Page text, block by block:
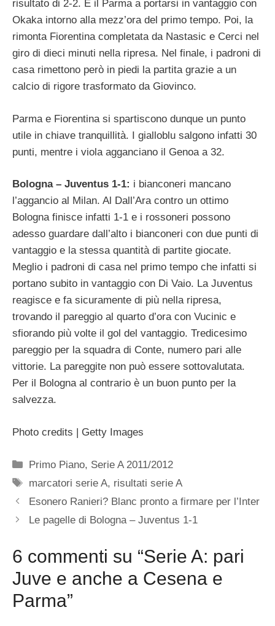
risultato di 2-2. È il Parma a portarsi in vantaggio con
Okaka intorno alla mezz’ora del primo tempo. Poi, la
rimonta Fiorentina completata da Nastasic e Cerci nel
giro di dieci minuti nella ripresa. Nel finale, i padroni di
casa rimettono però in piedi la partita grazie a un
calcio di rigore trasformato da Giovinco.
Parma e Fiorentina si spartiscono dunque un punto
utile in chiave tranquillità. I gialloblu salgono infatti 30
punti, mentre i viola agganciano il Genoa a 32.
Bologna – Juventus 1-1: i bianconeri mancano
l’aggancio al Milan. Al Dall’Ara contro un ottimo
Bologna finisce infatti 1-1 e i rossoneri possono
adesso guardare dall’alto i bianconeri con due punti di
vantaggio e la stessa quantità di partite giocate.
Meglio i padroni di casa nel primo tempo che infatti si
portano subito in vantaggio con Di Vaio. La Juventus
reagisce e fa sicuramente di più nella ripresa,
trovando il pareggio al quarto d’ora con Vucinic e
sfiorando più volte il gol del vantaggio. Tredicesimo
pareggio per la squadra di Conte, numero pari alle
vittorie. La pareggite non può essere sottovalutata.
Per il Bologna al contrario è un buon punto per la
salvezza.
Photo credits | Getty Images
Categorie
Primo Piano, Serie A 2011/2012
Tag
marcatori serie A, risultati serie A
Esonero Ranieri? Blanc pronto a firmare per l’Inter
Le pagelle di Bologna – Juventus 1-1
6 commenti su “Serie A: pari
Juve e anche a Cesena e
Parma”